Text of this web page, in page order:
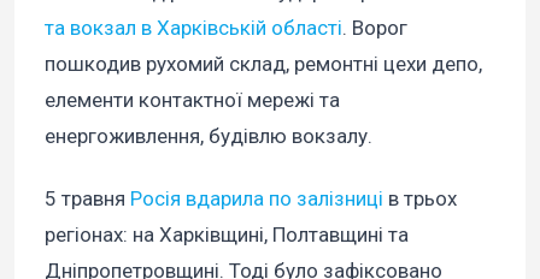
та вокзал в Харківській області. Ворог
пошкодив рухомий склад, ремонтні цехи депо,
елементи контактної мережі та
енергоживлення, будівлю вокзалу.
5 травня Росія вдарила по залізниці в трьох
регіонах: на Харківщині, Полтавщині та
Дніпропетровщині. Тоді було зафіксовано